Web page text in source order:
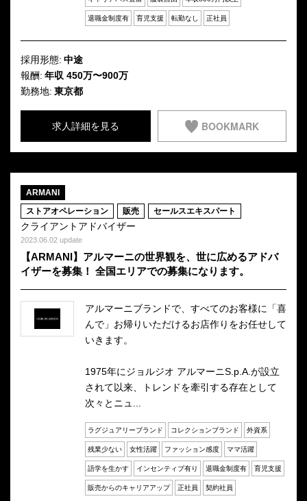
退職金制度有 育児支援 転勤なし 正社員
採用形態: 中途
報酬: 年収 450万〜900万
勤務地: 東京都
求人詳細を見る BOOKMARK
ARMANI
ストアオペレーション
販売 セールスエキスパート
クライアントアドバイザー
2023.06.02 update
【ARMANI】アルマーニの世界観を、世に広めるアドバ
イザーを募集！ 全国エリアでの募集になります。
アルマーニブランドで、すべてのお客様に「喜
んで」お帰りいただけるお店作りをお任せして
いきます。
1975年にジョルジオ アルマーニS.p.A.が設立
されて以来、トレンドを牽引する存在として
次々とニュ...
ラグジュアリーブランド コレクションブランド 外資系
残業少ない 女性活躍 ファッション感度 ママ活躍
語学を生かす インセンティブ有り 退職金制度有 育児支援
販売からのキャリアアップ 正社員 契約社員